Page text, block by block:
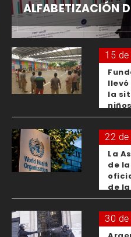
ALFABETIZACIÓN
15
llevó
la
22
La
de
de
OMS
30